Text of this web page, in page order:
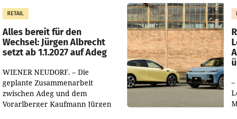
Müller die Initiative „Kreislauf-
Helden“ in allen
österreichischen Müller-Filialen
RETAIL
Alles bereit für den
Wechsel: Jürgen Albrecht
setzt ab 1.1.2027 auf Adeg
WIENER NEUDORF. – Die
geplante Zusammenarbeit
zwischen Adeg und dem
Vorarlberger Kaufmann Jürgen